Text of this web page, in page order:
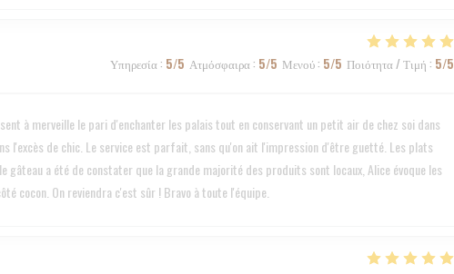
Υπηρεσία: 5/5 Ατμόσφαιρα: 5/5 Μενού: 5/5 Ποιότητα / Τιμή : 5/5
à merveille le pari d'enchanter les palais tout en conservant un petit air de chez soi dans
l'excès de chic. Le service est parfait, sans qu'on ait l'impression d'être guetté. Les plats
gâteau a été de constater que la grande majorité des produits sont locaux, Alice évoque les
cocon. On reviendra c'est sûr ! Bravo à toute l'équipe.